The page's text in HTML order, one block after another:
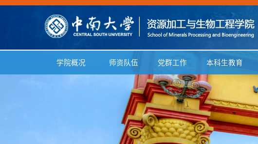
学院概况 师资队伍 党群工作 本科生教育